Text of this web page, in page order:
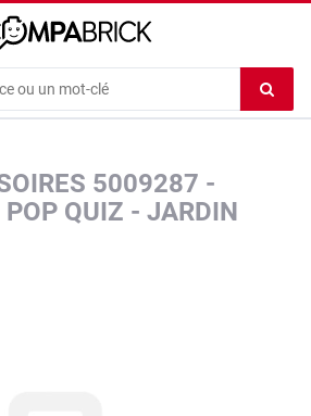
le
5009287 -
POP QUIZ - JARDIN